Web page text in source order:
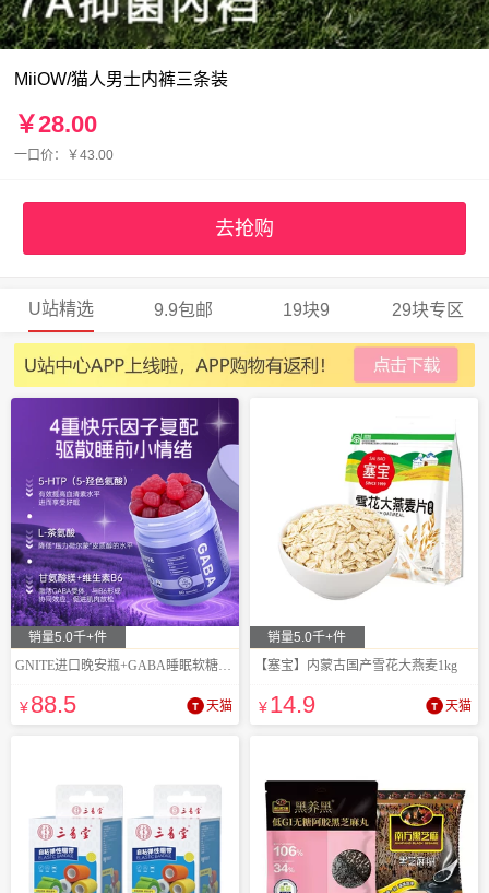
MiiOW/猫人男士内裤三条装
￥28.00
一口价：￥43.00
去抢购
U站精选 9.9包邮 19块9 29块专区
销量5.0千+件
GNITE进口晚安瓶+GABA睡眠软糖褪黑素
¥88.5 天猫
销量5.0千+件
【塞宝】内蒙古国产雪花大燕麦1kg
¥14.9 天猫